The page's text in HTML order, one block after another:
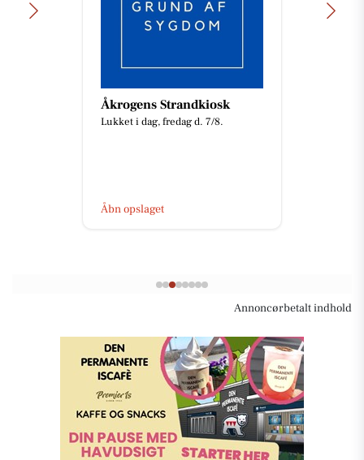
Åkrogens Strandkiosk
Lukket i dag, fredag d. 7/8.
Åbn opslaget
Annoncørbetalt indhold